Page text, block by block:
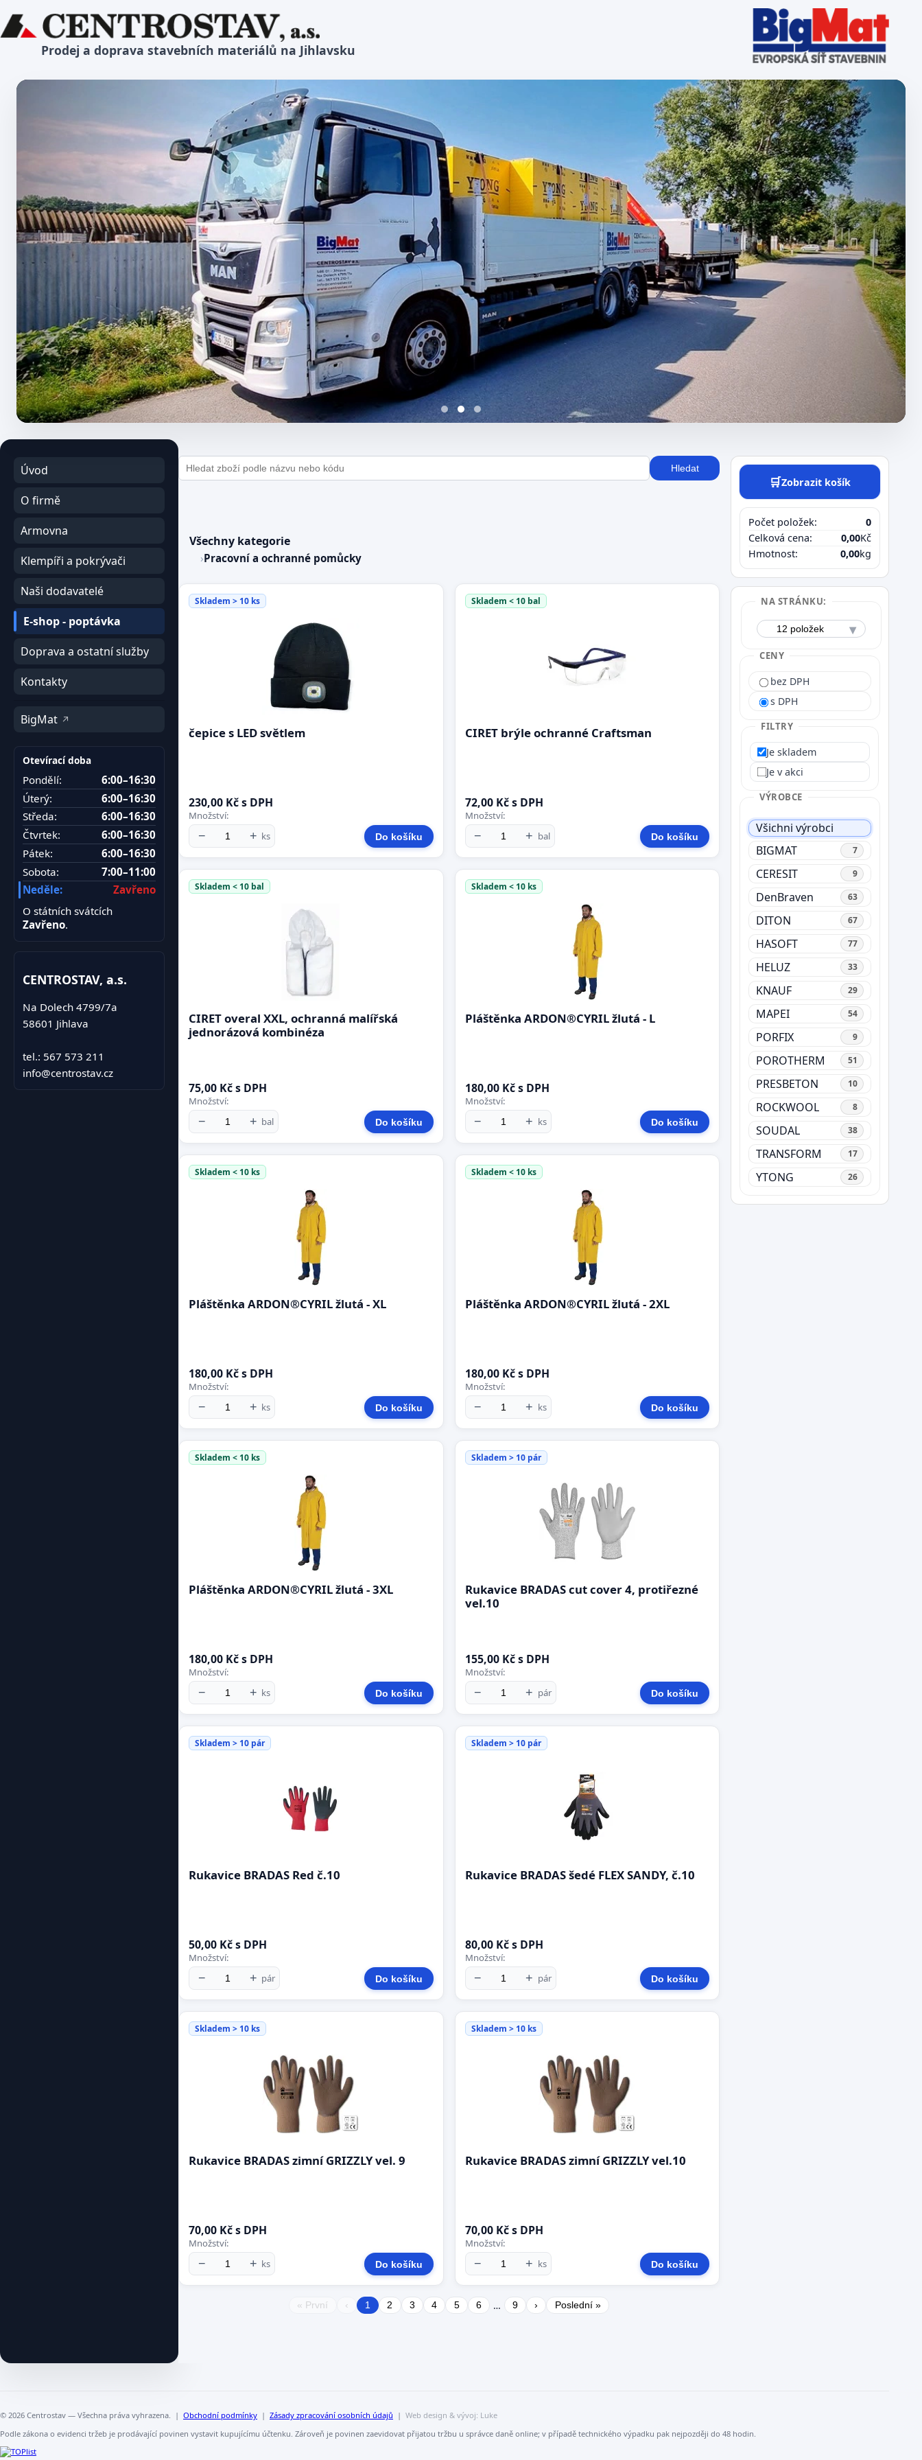
Prodej a doprava stavebních materiálů na Jihlavsku
Úvod
O firmě
Armovna
Klempíři a pokrývači
Naši dodavatelé
E-shop - poptávka
Doprava a ostatní služby
Kontakty
BigMat
Otevírací doba
Pondělí:
6:00–16:30
Úterý:
6:00–16:30
Středa:
6:00–16:30
Čtvrtek:
6:00–16:30
Pátek:
6:00–16:30
Sobota:
7:00–11:00
Neděle:
Zavřeno
O státních svátcích
Zavřeno.
CENTROSTAV, a.s.
Na Dolech 4799/7a
58601 Jihlava
tel.: 567 573 211
info@centrostav.cz
E-shop – poptávka stavebního materiálu Hledat
🛒Zobrazit košík
Počet položek:
0
Celková cena:
0,00Kč
Hmotnost:
0,00kg
Všechny kategorie
›Pracovní a ochranné pomůcky
Skladem > 10 ks
čepice s LED světlem
230,00 Kč s DPH
Množství:
− + ks Do košíku
Skladem < 10 bal
CIRET brýle ochranné Craftsman
72,00 Kč s DPH
Množství:
− + bal Do košíku
Skladem < 10 bal
CIRET overal XXL, ochranná malířská
jednorázová kombinéza
75,00 Kč s DPH
Množství:
− + bal Do košíku
Skladem < 10 ks
Pláštěnka ARDON®CYRIL žlutá - L
180,00 Kč s DPH
Množství:
− + ks Do košíku
Skladem < 10 ks
Pláštěnka ARDON®CYRIL žlutá - XL
180,00 Kč s DPH
Množství:
− + ks Do košíku
Skladem < 10 ks
Pláštěnka ARDON®CYRIL žlutá - 2XL
180,00 Kč s DPH
Množství:
− + ks Do košíku
Skladem < 10 ks
Pláštěnka ARDON®CYRIL žlutá - 3XL
180,00 Kč s DPH
Množství:
− + ks Do košíku
Skladem > 10 pár
Rukavice BRADAS cut cover 4, protiřezné
vel.10
155,00 Kč s DPH
Množství:
− + pár Do košíku
Skladem > 10 pár
Rukavice BRADAS Red č.10
50,00 Kč s DPH
Množství:
− + pár Do košíku
Skladem > 10 pár
Rukavice BRADAS šedé FLEX SANDY, č.10
80,00 Kč s DPH
Množství:
− + pár Do košíku
Skladem > 10 ks
Rukavice BRADAS zimní GRIZZLY vel. 9
70,00 Kč s DPH
Množství:
− + ks Do košíku
Skladem > 10 ks
Rukavice BRADAS zimní GRIZZLY vel.10
70,00 Kč s DPH
Množství:
− + ks Do košíku
« První ‹ 1 2 3 4 5 6 … 9 › Poslední »
NA STRÁNKU:
CENY
bez DPH
s DPH
FILTRY
Je skladem
Je v akci
VÝROBCE
Všichni výrobci
BIGMAT
7
CERESIT 9
DenBraven 63
DITON 67
HASOFT 77
HELUZ 33
KNAUF 29
MAPEI 54
PORFIX 9
POROTHERM 51
PRESBETON 10
ROCKWOOL 8
SOUDAL 38
TRANSFORM 17
YTONG 26
© 2026 Centrostav — Všechna práva vyhrazena. | Obchodní podmínky | Zásady zpracování osobních údajů | Web design & vývoj: Luke
Podle zákona o evidenci tržeb je prodávající povinen vystavit kupujícímu účtenku. Zároveň je povinen zaevidovat přijatou tržbu u správce daně online; v případě technického výpadku pak nejpozději do 48 hodin.